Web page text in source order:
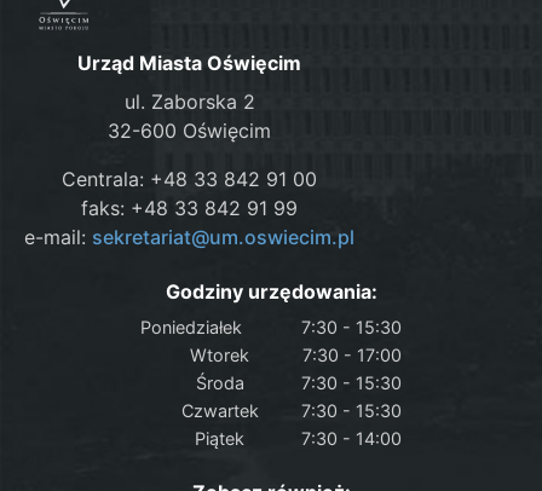
Urząd Miasta Oświęcim
ul. Zaborska 2
32-600 Oświęcim
Centrala: +48 33 842 91 00
faks: +48 33 842 91 99
e-mail: sekretariat@um.oswiecim.pl
Godziny urzędowania:
Poniedziałek
7:30 - 15:30
Wtorek
7:30 - 17:00
Środa
7:30 - 15:30
Czwartek
7:30 - 15:30
Piątek
7:30 - 14:00